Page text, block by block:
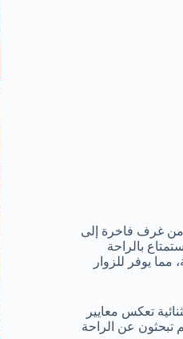
من غرف فاخرة إلى
بالراحة
يوفر للزوار
تعكس معايير
تبحثون عن الراحة